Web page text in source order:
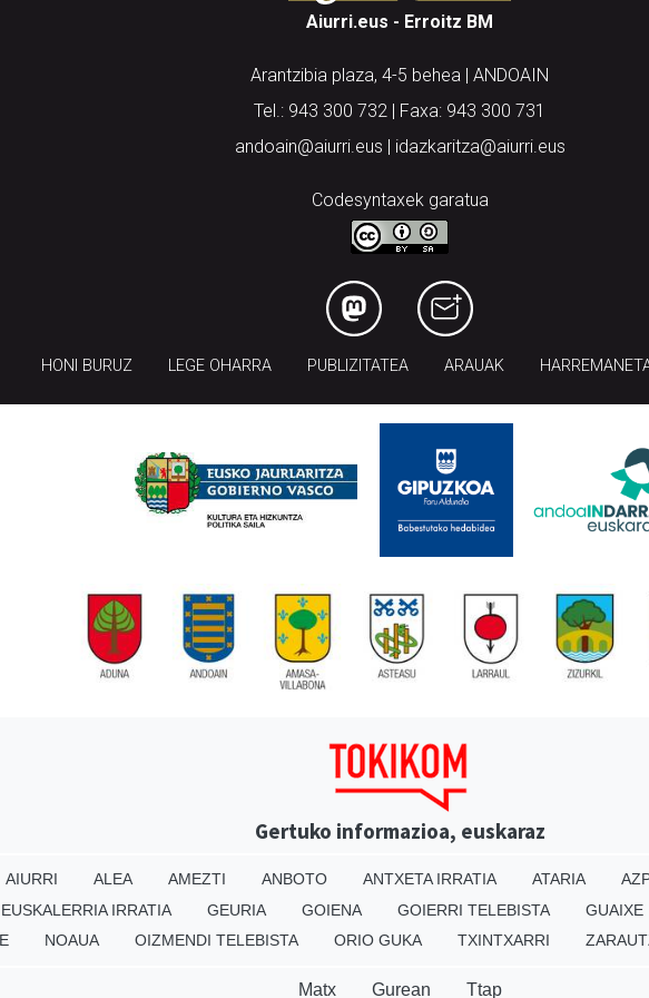
Aiurri.eus - Erroitz BM
Arantzibia plaza, 4-5 behea | ANDOAIN
Tel.: 943 300 732 | Faxa: 943 300 731
andoain@aiurri.eus | idazkaritza@aiurri.eus
Codesyntaxek garatua
HONI BURUZ LEGE OHARRA PUBLIZITATEA ARAUAK
Gertuko informazioa, euskaraz
AIURRI ALEA AMEZTI ANBOTO ANTXETA IRRATIA ATARIA
EUSKALERRIA IRRATIA GEURIA GOIENA GOIERRI TELEBISTA GUAIXE
NOAUA OIZMENDI TELEBISTA ORIO GUKA TXINTXARRI
Matx Gurean Ttap